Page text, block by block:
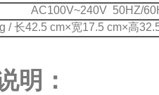
AC100V~240V 50HZ/
/ 长42.5 cm×宽17.5 cm×高
明：